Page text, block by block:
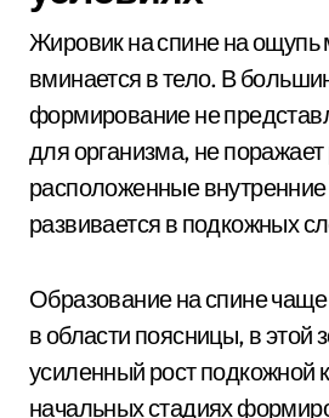
Жировик на спине на ощупь
вминается в тело. В
формирование не
для организма, не
расположенные
развивается в подкожных
Образование на спине чаще
в области поясницы, в этой
усиленный рост подкожной
начальных стадиях